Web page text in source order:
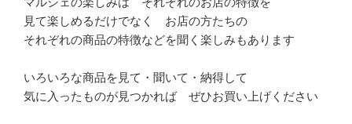
見て楽しめるだけでなく お店の方たちの
それぞれの商品の特徴などを聞く楽しみもあります
いろいろな商品を見て・聞いて・納得して
気に入ったものが見つかれば ぜひお買い上げください